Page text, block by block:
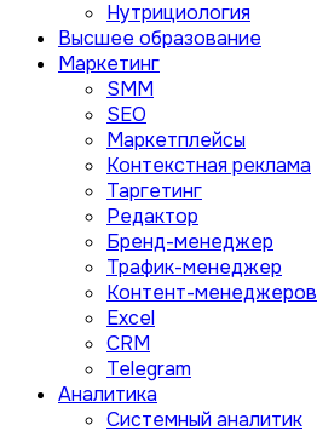
Нутрициология
Высшее образование
Маркетинг
SMM
SEO
Маркетплейсы
Контекстная реклама
Таргетинг
Редактор
Бренд-менеджер
Трафик-менеджер
Контент-менеджеров
Excel
CRM
Telegram
Аналитика
Системный аналитик